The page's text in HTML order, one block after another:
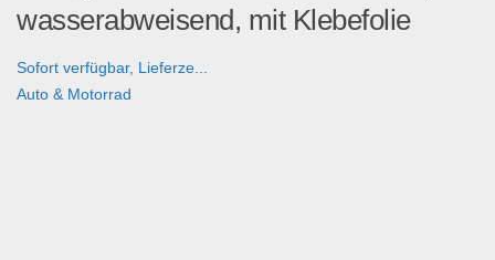
wasserabweisend, mit Klebefolie
Sofort verfügbar, Lieferze...
Auto & Motorrad